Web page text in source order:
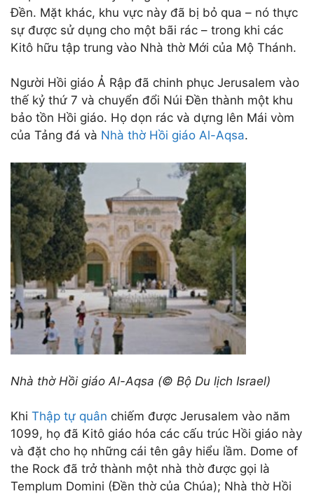
Đền. Mặt khác, khu vực này đã bị bỏ qua – nó thực
sự được sử dụng cho một bãi rác – trong khi các
Kitô hữu tập trung vào Nhà thờ Mới của Mộ Thánh.
Người Hồi giáo Ả Rập đã chinh phục Jerusalem vào
thế kỷ thứ 7 và chuyển đổi Núi Đền thành một khu
bảo tồn Hồi giáo. Họ dọn rác và dựng lên Mái vòm
của Tảng đá và Nhà thờ Hồi giáo Al-Aqsa.
Nhà thờ Hồi giáo Al-Aqsa (© Bộ Du lịch Israel)
Khi Thập tự quân chiếm được Jerusalem vào năm
1099, họ đã Kitô giáo hóa các cấu trúc Hồi giáo này
và đặt cho họ những cái tên gây hiểu lầm. Dome of
the Rock đã trở thành một nhà thờ được gọi là
Templum Domini (Đền thờ của Chúa); Nhà thờ Hồi